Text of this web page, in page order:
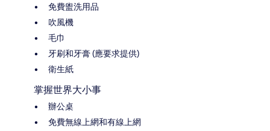
免費盥洗用品
吹風機
毛巾
牙刷和牙膏 (應要求提供)
衛生紙
掌握世界大小事
辦公桌
免費無線上網和有線上網